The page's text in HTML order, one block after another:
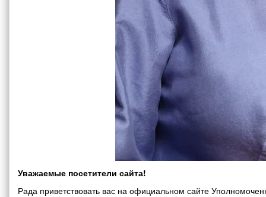
Уважаемые посетители сайта!
Рада приветствовать вас на официальном сайте